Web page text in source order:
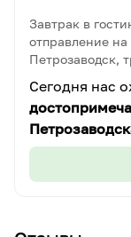
Завтрак в
отправление
Петрозаводск,
Сегодня нас